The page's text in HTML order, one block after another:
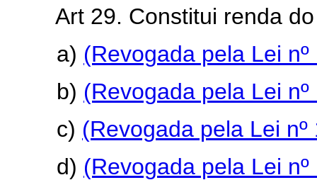
Art 29. Constitui renda
a) (Revogada pela Lei
b) (Revogada pela Lei
c) (Revogada pela Lei
d) (Revogada pela Lei